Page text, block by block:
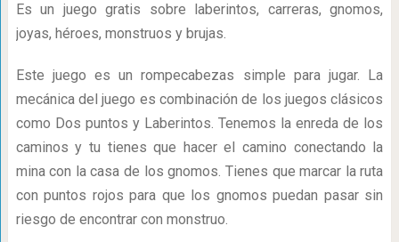
Es un juego gratis sobre laberintos, carreras, gnomos,
joyas, héroes, monstruos y brujas.
Este juego es un rompecabezas simple para jugar. La
mecánica del juego es combinación de los juegos clásicos
como Dos puntos y Laberintos. Tenemos la enreda de los
caminos y tu tienes que hacer el camino conectando la
mina con la casa de los gnomos. Tienes que marcar la ruta
con puntos rojos para que los gnomos puedan pasar sin
riesgo de encontrar con monstruo.